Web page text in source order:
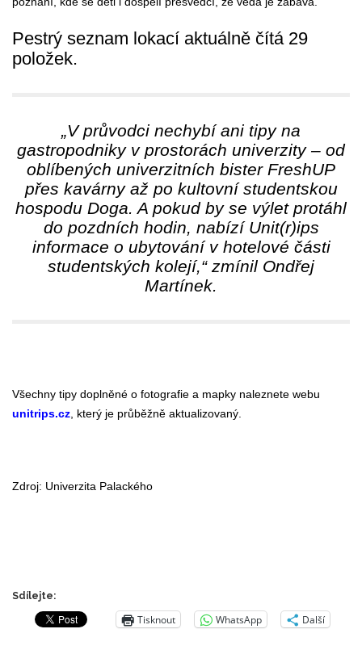
Pestrý seznam lokací aktuálně čítá 29
položek.
„V průvodci nechybí ani tipy na
gastropodniky v prostorách univerzity – od
oblíbených univerzitních bister FreshUP
přes kavárny až po kultovní studentskou
hospodu Doga. A pokud by se výlet protáhl
do pozdních hodin, nabízí Unit(r)ips
informace o ubytování v hotelové části
studentských kolejí,“ zmínil Ondřej
Martínek.
Všechny tipy doplněné o fotografie a mapky naleznete webu
unitrips.cz, který je průběžně aktualizovaný.
Zdroj: Univerzita Palackého
Sdílejte:
Tisknout WhatsApp Další